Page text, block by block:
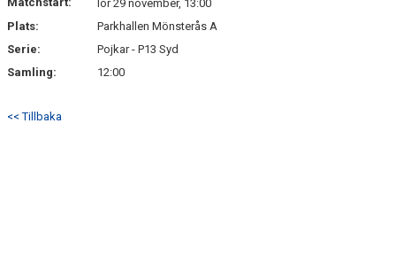
DOKUMENT
lör 29 november, 13:00
Plats:
Parkhallen Mönsterås A
Serie:
Pojkar - P13 Syd
Samling:
12:00
<< Tillbaka